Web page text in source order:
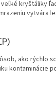
kryštáliky
vytvára
ako rýchlo
kontaminácie